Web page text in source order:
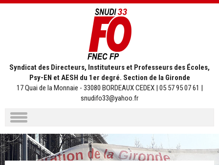
Syndicat des Directeurs, Instituteurs et Professeurs des Écoles,
Psy-EN et AESH du 1er degré. Section de la Gironde
17 Quai de la Monnaie - 33080 BORDEAUX CEDEX | 05 57 95 07 61 |
snudifo33@yahoo.fr
Aller
au
contenu